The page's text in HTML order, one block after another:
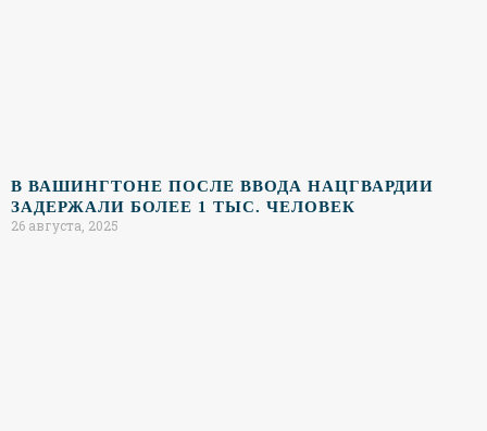
В ВАШИНГТОНЕ ПОСЛЕ ВВОДА НАЦГВАРДИИ
ЗАДЕРЖАЛИ БОЛЕЕ 1 ТЫС. ЧЕЛОВЕК
26 августа, 2025